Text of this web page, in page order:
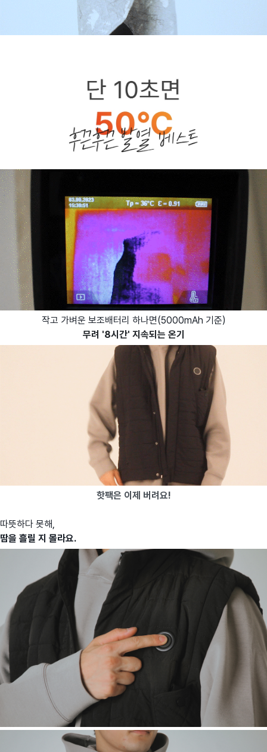
작고 가벼운 보조배터리 하나면(5000mAh 기준)
무려 '8시간' 지속되는 온기
핫팩은 이제 버려요!
따뜻하다 못해,
땀을 흘릴 지 몰라요.